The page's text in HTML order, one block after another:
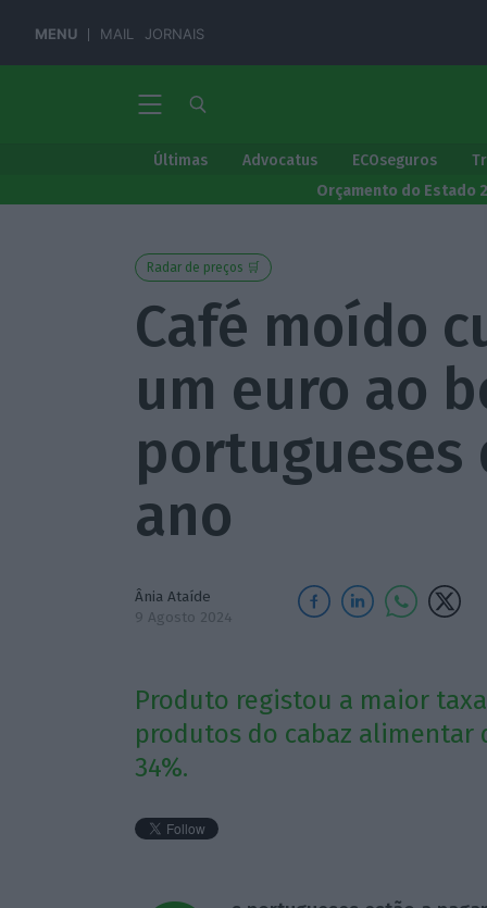
MENU MAIL JORNAIS
Últimas Advocatus ECOseguros
Orçamento do Estado
Radar de preços 🛒
Café moído
um euro ao
portugueses
ano
Ânia Ataíde
9 Agosto 2024
Produto registou a maior
produtos do cabaz alimentar
34%.